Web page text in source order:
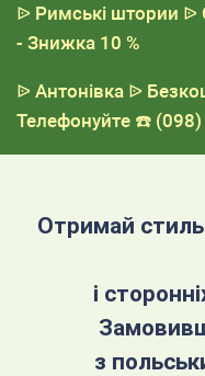
ᐉ Римські штории ᐉ
- Знижка 10 %
ᐉ Антонівка ᐉ
Телефонуйте ☎️ (098)
Отримай
і
з